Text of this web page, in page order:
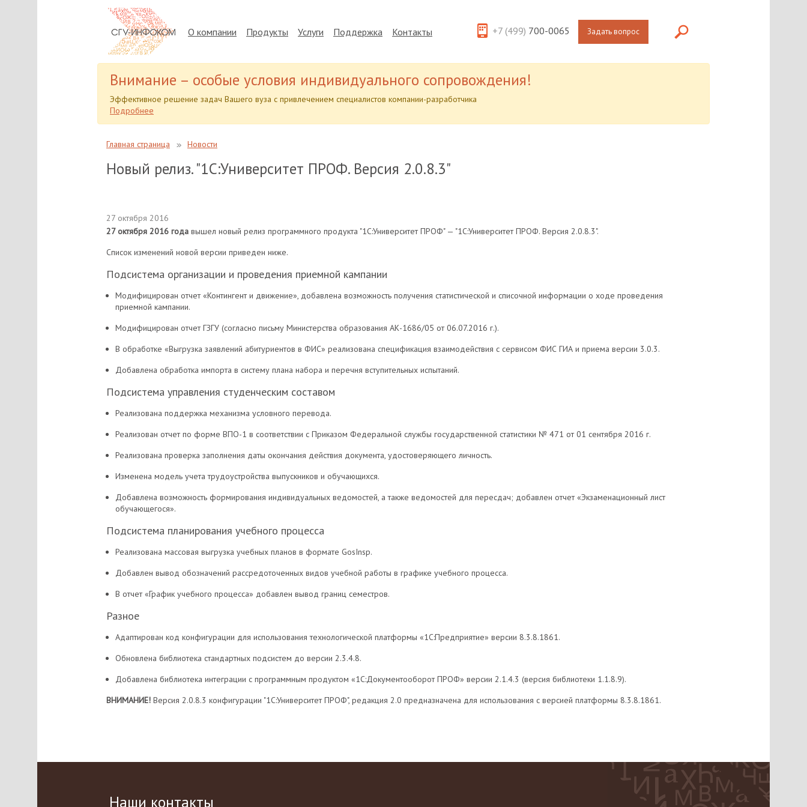
О компании Продукты Услуги Поддержка Контакты +7 (499) 700-0065 Задать вопрос
Внимание – особые условия индивидуального сопровождения!
Эффективное решение задач Вашего вуза с привлечением специалистов компании-разработчика
Подробнее
Главная страница Новости
Новый релиз. "1С:Университет ПРОФ. Версия 2.0.8.3"
27 октября 2016
27 октября 2016 года вышел новый релиз программного продукта "1С:Университет ПРОФ" — "1С:Университет ПРОФ. Версия 2.0.8.3".
Список изменений новой версии приведен ниже.
Подсистема организации и проведения приемной кампании
Модифицирован отчет «Контингент и движение», добавлена возможность получения статистической и списочной информации о ходе проведения
приемной кампании.
Модифицирован отчет ГЗГУ (согласно письму Министерства образования АК-1686/05 от 06.07.2016 г.).
В обработке «Выгрузка заявлений абитуриентов в ФИС» реализована спецификация взаимодействия с сервисом ФИС ГИА и приема версии 3.0.3.
Добавлена обработка импорта в систему плана набора и перечня вступительных испытаний.
Подсистема управления студенческим составом
Реализована поддержка механизма условного перевода.
Реализован отчет по форме ВПО-1 в соответствии с Приказом Федеральной службы государственной статистики № 471 от 01 сентября 2016 г.
Реализована проверка заполнения даты окончания действия документа, удостоверяющего личность.
Изменена модель учета трудоустройства выпускников и обучающихся.
Добавлена возможность формирования индивидуальных ведомостей, а также ведомостей для пересдач; добавлен отчет «Экзаменационный лист
обучающегося».
Подсистема планирования учебного процесса
Реализована массовая выгрузка учебных планов в формате GosInsp.
Добавлен вывод обозначений рассредоточенных видов учебной работы в графике учебного процесса.
В отчет «График учебного процесса» добавлен вывод границ семестров.
Разное
Адаптирован код конфигурации для использования технологической платформы «1С:Предприятие» версии 8.3.8.1861.
Обновлена библиотека стандартных подсистем до версии 2.3.4.8.
Добавлена библиотека интеграции с программным продуктом «1С:Документооборот ПРОФ» версии 2.1.4.3 (версия библиотеки 1.1.8.9).
ВНИМАНИЕ! Версия 2.0.8.3 конфигурации "1С:Университет ПРОФ", редакция 2.0 предназначена для использования с версией платформы 8.3.8.1861.
Наши контакты